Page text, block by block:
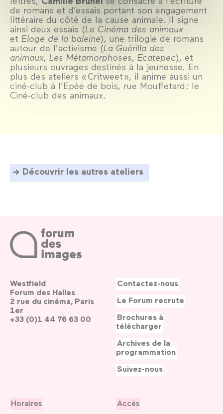
de romans et d’essais portant son engagement
littéraire du côté de la cause animale. Il signe
ainsi deux essais (Le Cinéma des animaux
et Eloge de la baleine), une trilogie de romans
autour de l’activisme (La Guérilla des
animaux, Les Métamorphoses, Ecatepec), et
plusieurs ouvrages destinés à la jeunesse. En
plus des ateliers « Critweet », il anime aussi un
ciné-club à l’Epée de bois, rue Mouffetard : le
Ciné-club des animaux.
Découvrir les autres ateliers
Westfield
Forum des Halles
2 rue du cinéma, Paris
1er
+33 (0)1 44 76 63 00
Horaires
Accès
Contactez-nous
Le Forum recrute
Brochures à
télécharger
Archives de la
programmation
Suivez-nous